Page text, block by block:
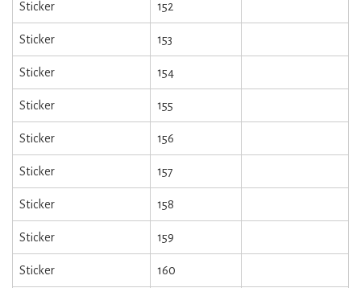
Sticker 152
Sticker 153
Sticker 154
Sticker 155
Sticker 156
Sticker 157
Sticker 158
Sticker 159
Sticker 160